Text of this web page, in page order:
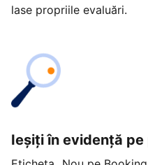
lase propriile evaluări.
Ieșiți în evidență pe